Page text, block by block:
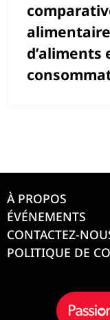
d’aliments
À PROPOS
ÉVÉNEMENTS
CONTACTEZ-
POLITIQUE DE